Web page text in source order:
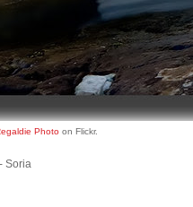
Photo on Flickr.
Soria